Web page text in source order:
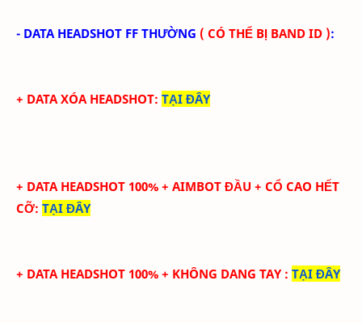
- DATA HEADSHOT FF THƯỜNG ( CÓ THỂ BỊ BAND ID ):
+ DATA XÓA HEADSHOT: TẠI ĐÂY
+ DATA HEADSHOT 100% + AIMBOT ĐẦU + CỔ CAO HẾT
CỠ: TẠI ĐÂY
+ DATA HEADSHOT 100% + KHÔNG DANG TAY : TẠI ĐÂY